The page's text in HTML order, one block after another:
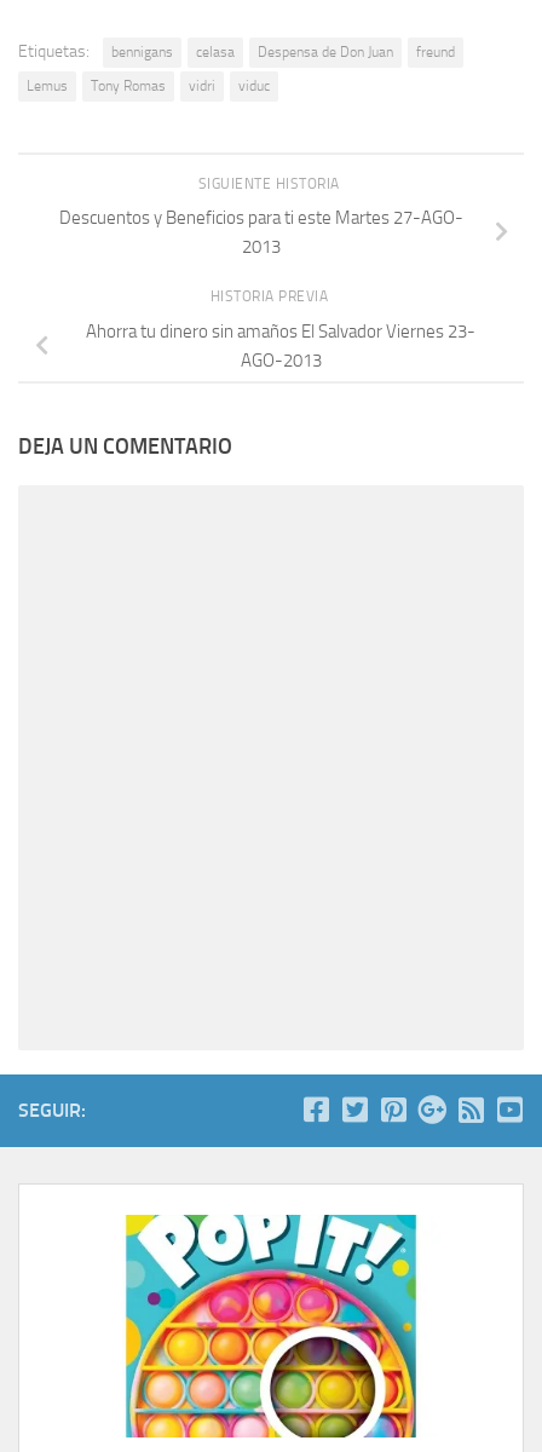
Etiquetas: bennigans celasa Despensa de Don Juan
freund
Lemus
Tony Romas vidri viduc
SIGUIENTE HISTORIA
Descuentos y Beneficios para ti este Martes 27-AGO-
2013
HISTORIA PREVIA
Ahorra tu dinero sin amaños El Salvador Viernes 23-
AGO-2013
DEJA UN COMENTARIO
SEGUIR: